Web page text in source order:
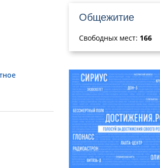
Общежитие
Свободных мест: 166